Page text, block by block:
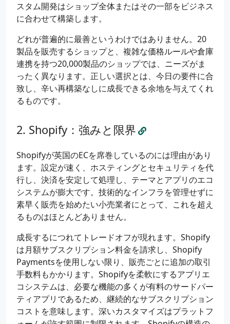
スタム開発はショップ全体またはその一部をビジネス
に合わせて構築します。
どれが普遍的に最善というわけではありません。20
製品を販売するショップと、複雑な価格ルールや倉庫
連携を持つ20,000製品のショップでは、ニーズがま
ったく異なります。正しい選択とは、今日の要件に合
致し、辛い再構築なしに成長できる余地を与えてくれ
るものです。
Shopify：強みと限界
Shopifyが英国のECを席巻しているのには理由があり
ます。設定が速く、ホスティングとセキュリティを代
行し、決済を安定して処理し、テーマとアプリのエコ
システムが膨大です。技術的なインフラを管理せずに
素早く販売を始めたい小売業者にとって、これを超え
るものはほとんどありません。
成長するにつれてトレードオフが現れます。Shopify
は月額サブスクリプション料金を請求し、Shopify
Paymentsを使用しない限り、販売ごとに追加の取引
手数料もかかります。Shopifyを柔軟にするアプリエ
コシステムは、必要な機能の多くが有料のサードパー
ティアプリであるため、継続的なサブスクリプション
コストを意味します。深いカスタマイズはプラットフ